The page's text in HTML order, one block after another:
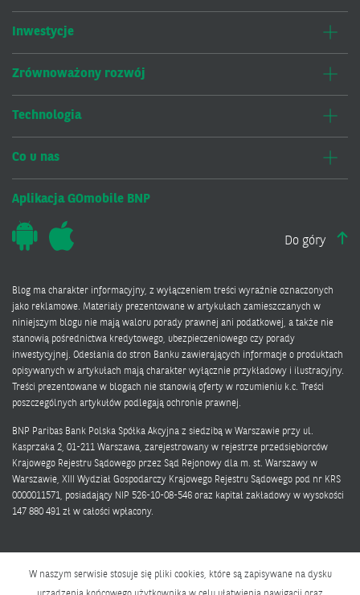
Inwestycje
Zrównoważony rozwój
Technologia
Co u nas
Aplikacja GOmobile BNP
Do góry
Blog ma charakter informacyjny, z wyłączeniem treści wyraźnie oznaczonych
jako reklamowe. Materiały prezentowane w artykułach zamieszczanych w
niniejszym blogu nie mają waloru porady prawnej ani podatkowej, a także nie
stanowią pośrednictwa kredytowego, ubezpieczeniowego czy porady
inwestycyjnej. Odesłania do stron Banku zawierających informacje o produktach
opisywanych w artykułach mają charakter wyłącznie przykładowy i ilustracyjny.
Treści prezentowane w blogach nie stanowią oferty w rozumieniu k.c. Treści
poszczególnych artykułów podlegają ochronie prawnej.
BNP Paribas Bank Polska Spółka Akcyjna z siedzibą w Warszawie przy ul.
Kasprzaka 2, 01-211 Warszawa, zarejestrowany w rejestrze przedsiębiorców
Krajowego Rejestru Sądowego przez Sąd Rejonowy dla m. st. Warszawy w
Warszawie, XIII Wydział Gospodarczy Krajowego Rejestru Sądowego pod nr KRS
0000011571, posiadający NIP 526-10-08-546 oraz kapitał zakładowy w wysokości
147 880 491 zł w całości wpłacony.
W naszym serwisie stosuje się pliki cookies, które są zapisywane na dysku